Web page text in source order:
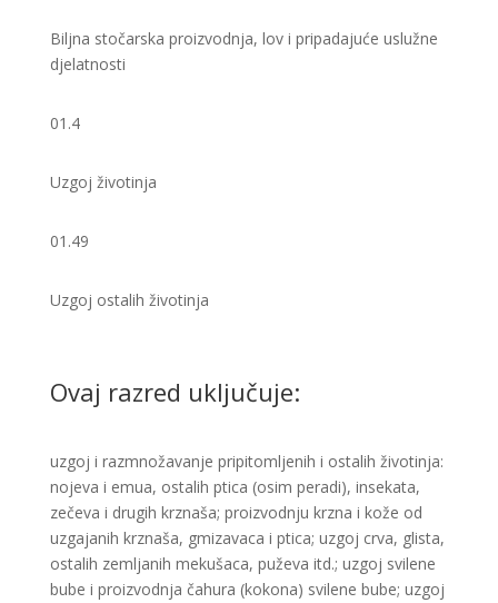
Biljna stočarska proizvodnja, lov i pripadajuće uslužne
djelatnosti
01.4
Uzgoj životinja
01.49
Uzgoj ostalih životinja
Ovaj razred uključuje:
uzgoj i razmnožavanje pripitomljenih i ostalih životinja:
nojeva i emua, ostalih ptica (osim peradi), insekata,
zečeva i drugih krznaša; proizvodnju krzna i kože od
uzgajanih krznaša, gmizavaca i ptica; uzgoj crva, glista,
ostalih zemljanih mekušaca, puževa itd.; uzgoj svilene
bube i proizvodnja čahura (kokona) svilene bube; uzgoj